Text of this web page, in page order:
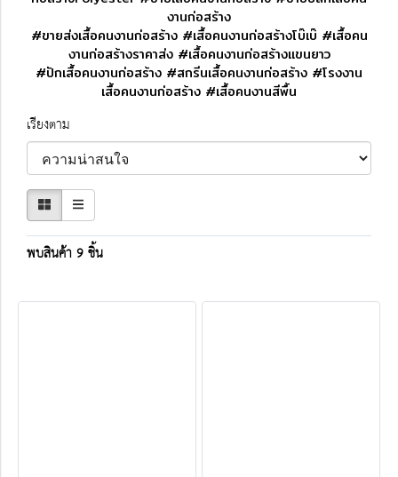
งานก่อสร้าง
#ขายส่งเสื้อคนงานก่อสร้าง #เสื้อคนงานก่อสร้างโบ๊เบ๊ #เสื้อคน
งานก่อสร้างราคาส่ง #เสื้อคนงานก่อสร้างแขนยาว
#ปักเสื้อคนงานก่อสร้าง #สกรีนเสื้อคนงานก่อสร้าง #โรงงาน
เสื้อคนงานก่อสร้าง #เสื้อคนงานสีพื้น
เรียงตาม
พบสินค้า 9 ชิ้น